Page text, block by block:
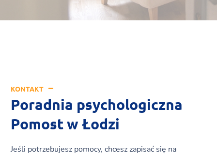
KONTAKT
Poradnia psychologiczna
Pomost w Łodzi
Jeśli potrzebujesz pomocy, chcesz zapisać się na